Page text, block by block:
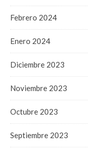
Febrero 2024
Enero 2024
Diciembre 2023
Noviembre 2023
Octubre 2023
Septiembre 2023